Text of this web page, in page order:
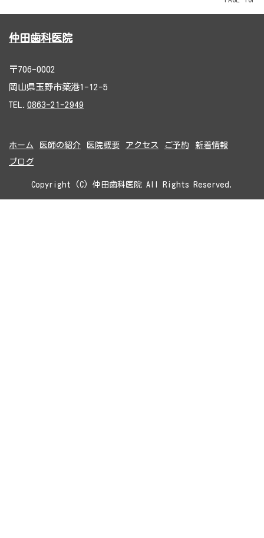
仲田歯科医院
〒706-0002
岡山県玉野市築港1-12-5
TEL. 0863-21-2949
ホーム 医師の紹介 医院概要 アクセス ご予約
新着情報
ブログ
Copyright (C) 仲田歯科医院 All Rights Reserved.